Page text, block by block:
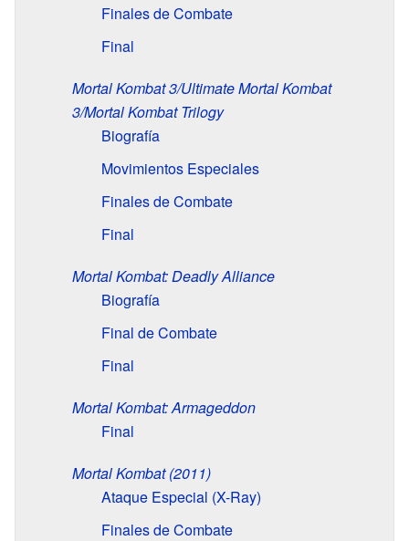
Finales de Combate
Final
Mortal Kombat 3/Ultimate Mortal Kombat
3/Mortal Kombat Trilogy
Biografía
Movimientos Especiales
Finales de Combate
Final
Mortal Kombat: Deadly Alliance
Biografía
Final de Combate
Final
Mortal Kombat: Armageddon
Final
Mortal Kombat (2011)
Ataque Especial (X-Ray)
Finales de Combate